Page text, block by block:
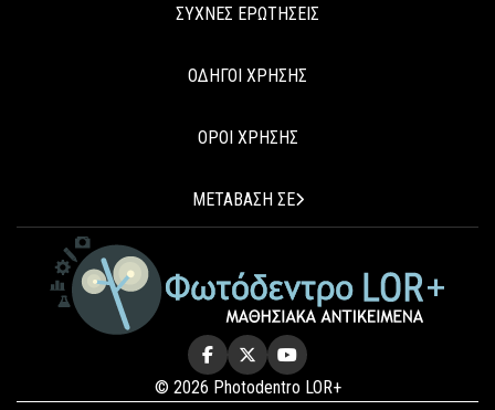
ΣΥΧΝΕΣ ΕΡΩΤΗΣΕΙΣ
ΟΔΗΓΟΙ ΧΡΗΣΗΣ
ΟΡΟΙ ΧΡΗΣΗΣ
ΜΕΤΑΒΑΣΗ ΣΕ
© 2026 Photodentro LOR+